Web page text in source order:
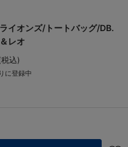
イオンズ/トートバッグ/DB.
レオ
税込)
に登録中